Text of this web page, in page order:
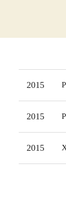
og
2015
2015
2015